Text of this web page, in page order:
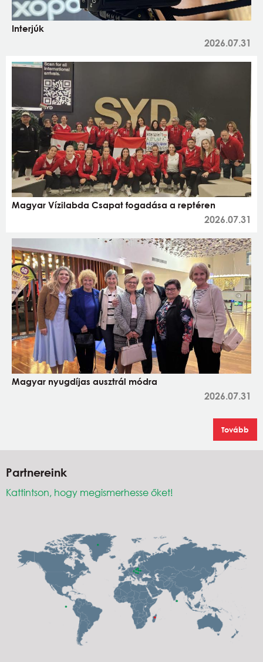
Interjúk
2026.07.31
Magyar Vízilabda Csapat fogadása a reptéren
2026.07.31
Magyar nyugdíjas ausztrál módra
2026.07.31
Tovább
Partnereink
Kattintson, hogy megismerhesse őket!